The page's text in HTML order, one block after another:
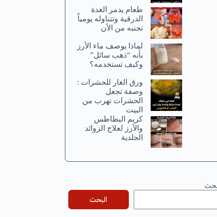
طعام يدمر الغدة
الدرقية وتتناوله يومياً
تجنبه من الأن
لماذا يوصف ماء الأرز
بأنه “ذهب سائل”
وكيف تستخدمه؟
ورق الغار للحشرات :
وصفة تجعل
الحشرات تهرب من
البيت
كريم البطاطس
والأرز لعلاج الزوائد
الجلدية
البحث